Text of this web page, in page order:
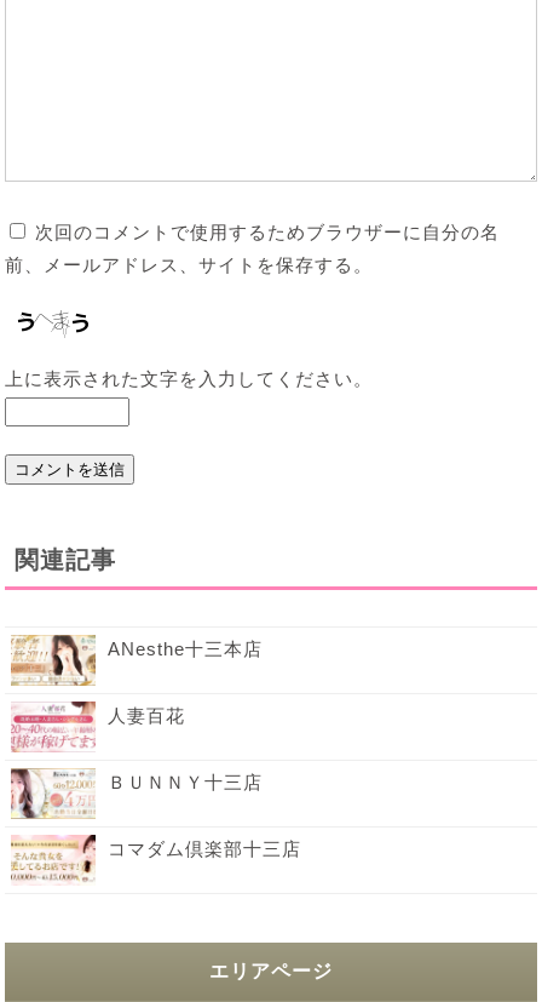
次回のコメントで使用するためブラウザーに自分の名
前、メールアドレス、サイトを保存する。
上に表示された文字を入力してください。
関連記事
ANesthe十三本店
人妻百花
ＢＵＮＮＹ十三店
コマダム倶楽部十三店
エリアページ